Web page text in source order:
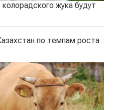
жука будут
по темпам роста